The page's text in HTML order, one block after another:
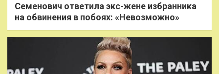
Семенович ответила экс-жене избранника
на обвинения в побоях: «Невозможно»